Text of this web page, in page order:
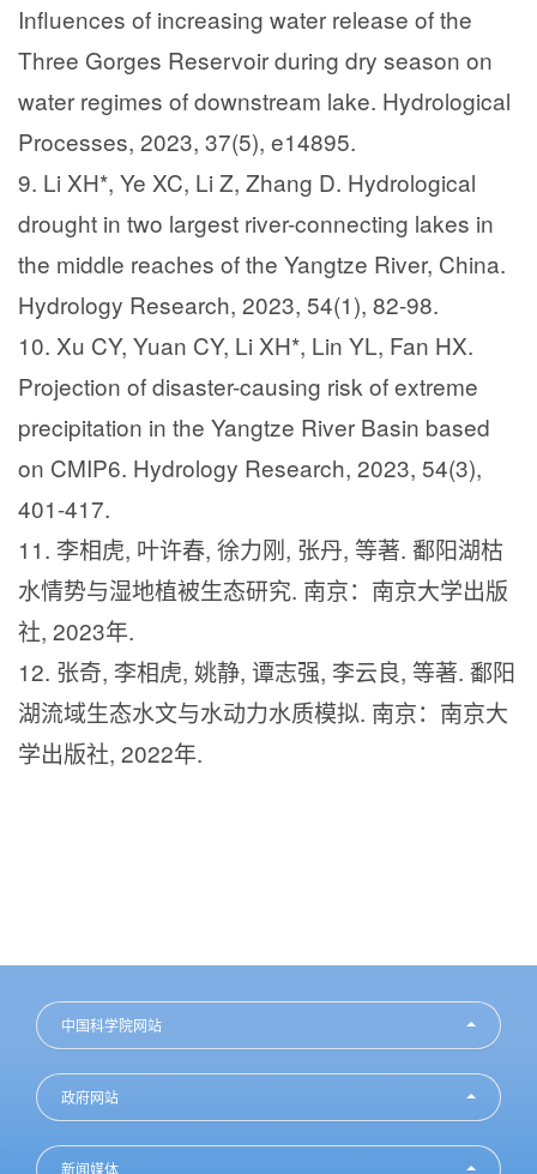
Influences of increasing water release of the
Three Gorges Reservoir during dry season on
water regimes of downstream lake. Hydrological
Processes, 2023, 37(5), e14895.
9. Li XH*, Ye XC, Li Z, Zhang D. Hydrological
drought in two largest river-connecting lakes in
the middle reaches of the Yangtze River, China.
Hydrology Research, 2023, 54(1), 82-98.
10. Xu CY, Yuan CY, Li XH*, Lin YL, Fan HX.
Projection of disaster-causing risk of extreme
precipitation in the Yangtze River Basin based
on CMIP6. Hydrology Research, 2023, 54(3),
401-417.
11. 李相虎, 叶许春, 徐力刚, 张丹, 等著. 鄱阳湖枯
水情势与湿地植被生态研究. 南京：南京大学出版
社, 2023年.
12. 张奇, 李相虎, 姚静, 谭志强, 李云良, 等著. 鄱阳
湖流域生态水文与水动力水质模拟. 南京：南京大
学出版社, 2022年.
中国科学院网站
政府网站
新闻媒体